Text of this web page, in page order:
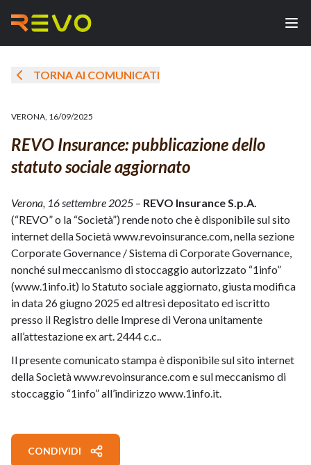
TORNA AI COMUNICATI
VERONA, 16/09/2025
REVO Insurance: pubblicazione dello
statuto sociale aggiornato
Verona, 16 settembre 2025 – REVO Insurance S.p.A.
(“REVO” o la “Società”) rende noto che è disponibile sul sito
internet della Società www.revoinsurance.com, nella sezione
Corporate Governance / Sistema di Corporate Governance,
nonché sul meccanismo di stoccaggio autorizzato “1info”
(www.1info.it) lo Statuto sociale aggiornato, giusta modifica
in data 26 giugno 2025 ed altresì depositato ed iscritto
presso il Registro delle Imprese di Verona unitamente
all’attestazione ex art. 2444 c.c..
Il presente comunicato stampa è disponibile sul sito internet
della Società www.revoinsurance.com e sul meccanismo di
stoccaggio “1info” all’indirizzo www.1info.it.
CONDIVIDI